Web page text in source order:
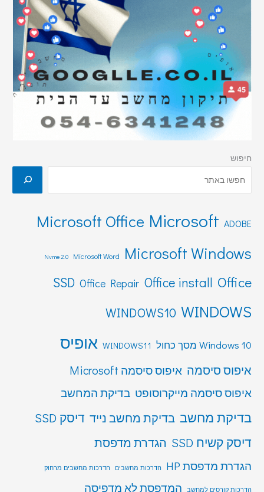
חיפוש
ADOBE
Microsoft
Microsoft Office
Microsoft Windows
Microsoft Word
Nvme 2.0
Office
Office install
Office Repair
SSD
WINDOWS
WINDOWS10
Windows 10 מסך כחול WINDOWS11 אופיס
איפוס סיסמה איפוס סיסמה Microsoft
איפוס סיסמה מייקרוסופט בדיקת המחשב
בדיקת מחשב בדיקת מחשב נייד דיסק SSD
דיסק קשיח SSD
הגדרת מדפסת
הגדרת מדפסת HP הדרכות מחשבים הדרכות מחשבים מרחוק
הדרכות קורסים למחשב המדפסת לא מדפיסה